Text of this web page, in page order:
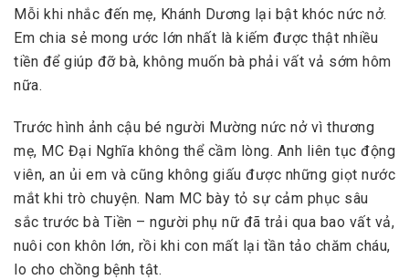
Mỗi khi nhắc đến mẹ, Khánh Dương lại bật khóc nức nở.
Em chia sẻ mong ước lớn nhất là kiếm được thật nhiều
tiền để giúp đỡ bà, không muốn bà phải vất vả sớm hôm
nữa.
Trước hình ảnh cậu bé người Mường nức nở vì thương
mẹ, MC Đại Nghĩa không thể cầm lòng. Anh liên tục động
viên, an ủi em và cũng không giấu được những giọt nước
mắt khi trò chuyện. Nam MC bày tỏ sự cảm phục sâu
sắc trước bà Tiền – người phụ nữ đã trải qua bao vất vả,
nuôi con khôn lớn, rồi khi con mất lại tần tảo chăm cháu,
lo cho chồng bệnh tật.